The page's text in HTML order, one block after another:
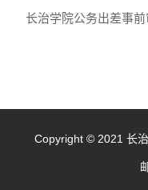
长治学院公务出差事
Copyright © 2021 长